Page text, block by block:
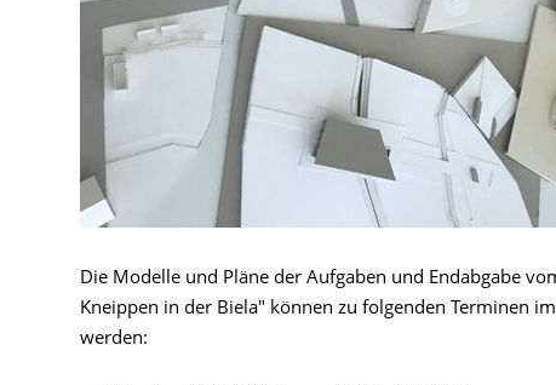
Die Modelle und Pläne der Aufgaben und Endabgabe
Kneippen in der Biela" können zu folgenden Terminen
werden: